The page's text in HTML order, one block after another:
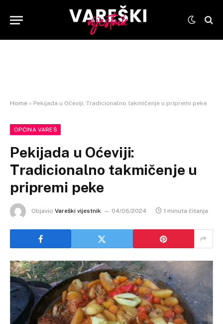
Home » Pekijada u Oćeviji: Tradicionalno takmičenje u pripremi peke
OPĆINA VAREŠ
Pekijada u Oćeviji:
Tradicionalno takmičenje u
pripremi peke
Objavio Vareški vijestnik 04/06/2024 1 minuta čitanja